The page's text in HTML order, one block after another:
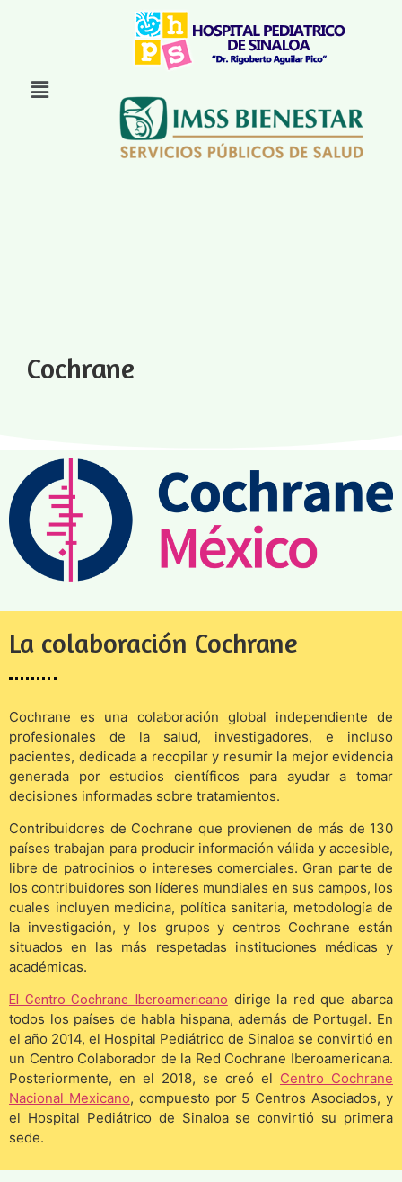
Cochrane
La colaboración Cochrane
Cochrane es una colaboración global independiente de
profesionales de la salud, investigadores, e incluso
pacientes, dedicada a recopilar y resumir la mejor evidencia
generada por estudios científicos para ayudar a tomar
decisiones informadas sobre tratamientos.
Contribuidores de Cochrane que provienen de más de 130
países trabajan para producir información válida y accesible,
libre de patrocinios o intereses comerciales. Gran parte de
los contribuidores son líderes mundiales en sus campos, los
cuales incluyen medicina, política sanitaria, metodología de
la investigación, y los grupos y centros Cochrane están
situados en las más respetadas instituciones médicas y
académicas.
El Centro Cochrane Iberoamericano dirige la red que abarca
todos los países de habla hispana, además de Portugal. En
el año 2014, el Hospital Pediátrico de Sinaloa se convirtió en
un Centro Colaborador de la Red Cochrane Iberoamericana.
Posteriormente, en el 2018, se creó el Centro Cochrane
Nacional Mexicano, compuesto por 5 Centros Asociados, y
el Hospital Pediátrico de Sinaloa se convirtió su primera
sede.